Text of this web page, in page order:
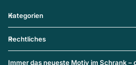
Kategorien
Rechtliches
Immer das neueste Motiv im Schrank –